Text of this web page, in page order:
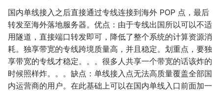
国内单线接入之后直接通过专线连接到海外 POP 点，最后
转发至海外落地服务器。优点：由于专线出国所以可以不适
用隧道，直接端口转发即可，降低了整个系统的计算资源消
耗。独享带宽的专线跨境质量高，并且稳定。划重点，要独
享带宽的专线才稳定。。。很多人共享一个带宽的话该炸的
时候照样炸。。。缺点：单线接入点无法高质量覆盖全部国
内运营商的用户。在此基础上可以在国内单线入口前面加一